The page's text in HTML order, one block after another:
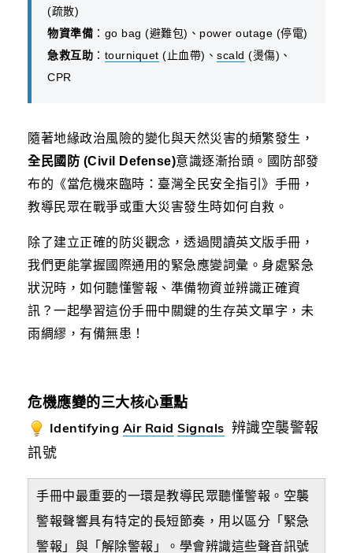
(疏散)
物資準備 ：go bag (避難包)、power outage (停電)
急救互助 ： tourniquet (止血帶)、 scald (燙傷)、
CPR
隨著地緣政治風險的變化與天然災害的頻繁發生，
全民國防 (Civil Defense)意識逐漸抬頭。國防部發
布的《當危機來臨時：臺灣全民安全指引》手冊，
教導民眾在戰爭或重大災害發生時如何自救。
除了建立正確的防災觀念，透過閱讀英文版手冊，
我們更能掌握國際通用的緊急應變詞彙。身處緊急
狀況時，如何聽懂警報、準備物資並辨識正確資
訊？一起學習這份手冊中關鍵的生存英文單字，未
雨綢繆，有備無患！
危機應變的三大核心重點
Identifying Air Raid Signals 辨識空襲警報
訊號
手冊中最重要的一環是教導民眾聽懂警報。空襲
警報聲響具有特定的長短節奏，用以區分「緊急
警報」與「解除警報」。 學會辨識這些聲音訊號